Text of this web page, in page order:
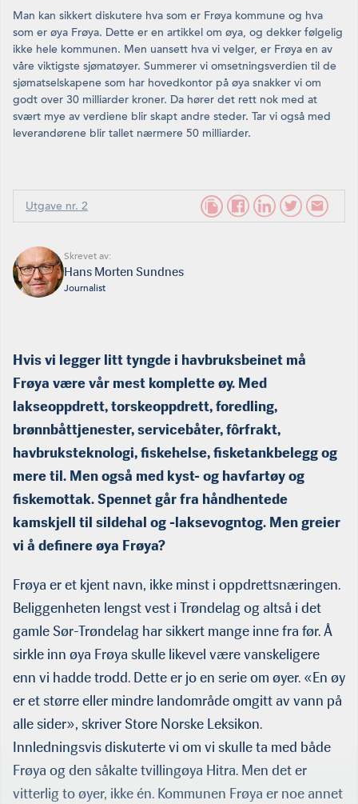
Man kan sikkert diskutere hva som er Frøya kommune og hva
som er øya Frøya. Dette er en artikkel om øya, og dekker følgelig
ikke hele kommunen. Men uansett hva vi velger, er Frøya en av
våre viktigste sjømatøyer. Summerer vi omsetningsverdien til de
sjømatselskapene som har hovedkontor på øya snakker vi om
godt over 30 milliarder kroner. Da hører det rett nok med at
svært mye av verdiene blir skapt andre steder. Tar vi også med
leverandørene blir tallet nærmere 50 milliarder.
Utgave nr. 2
Skrevet av:
Hans Morten Sundnes
Journalist
Hvis vi legger litt tyngde i havbruksbeinet må
Frøya være vår mest komplette øy. Med
lakseoppdrett, torskeoppdrett, foredling,
brønnbåttjenester, servicebåter, fôrfrakt,
havbruksteknologi, fiskehelse, fisketankbelegg og
mere til. Men også med kyst- og havfartøy og
fiskemottak. Spennet går fra håndhentede
kamskjell til sildehal og -laksevogntog. Men greier
vi å definere øya Frøya?
Frøya er et kjent navn, ikke minst i oppdrettsnæringen.
Beliggenheten lengst vest i Trøndelag og altså i det
gamle Sør-Trøndelag har sikkert mange inne fra før. Å
sirkle inn øya Frøya skulle likevel være vanskeligere
enn vi hadde trodd. Dette er jo en serie om øyer. «En øy
er et større eller mindre landområde omgitt av vann på
alle sider», skriver Store Norske Leksikon.
Innledningsvis diskuterte vi om vi skulle ta med både
Frøya og den såkalte tvillingøya Hitra. Men det er
vitterlig to øyer, ikke én. Kommunen Frøya er noe annet